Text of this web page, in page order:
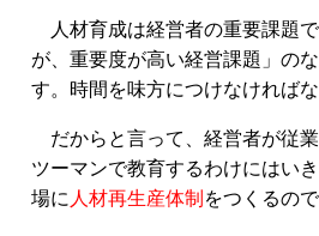
人材育成は経営者の重要課題
が、重要度が高い経営課題」の
す。時間を味方につけなければ
だからと言って、経営者が従
ツーマンで教育するわけにはい
場に人材再生産体制 をつくるので